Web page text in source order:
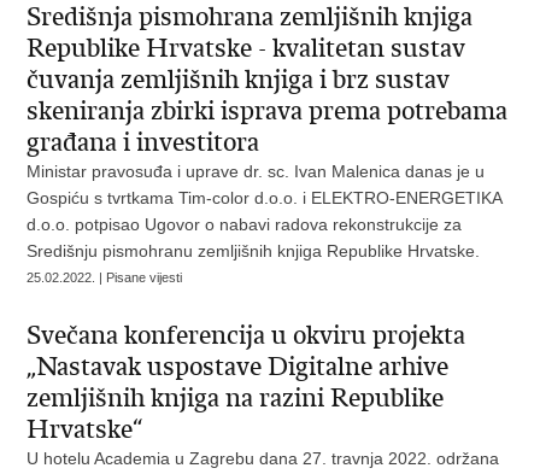
Središnja pismohrana zemljišnih knjiga
Republike Hrvatske - kvalitetan sustav
čuvanja zemljišnih knjiga i brz sustav
skeniranja zbirki isprava prema potrebama
građana i investitora
Ministar pravosuđa i uprave dr. sc. Ivan Malenica danas je u
Gospiću s tvrtkama Tim-color d.o.o. i ELEKTRO-ENERGETIKA
d.o.o. potpisao Ugovor o nabavi radova rekonstrukcije za
Središnju pismohranu zemljišnih knjiga Republike Hrvatske.
25.02.2022. | Pisane vijesti
Svečana konferencija u okviru projekta
„Nastavak uspostave Digitalne arhive
zemljišnih knjiga na razini Republike
Hrvatske“
U hotelu Academia u Zagrebu dana 27. travnja 2022. održana